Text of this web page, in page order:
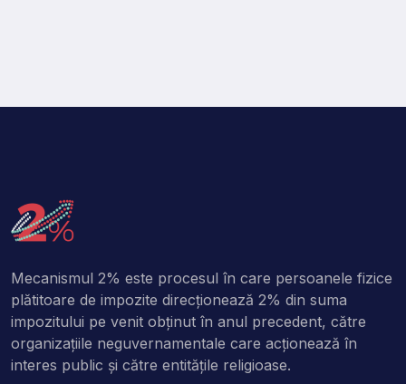
Mecanismul 2% este procesul în care persoanele fizice
plătitoare de impozite direcţionează 2% din suma
impozitului pe venit obţinut în anul precedent, către
organizaţiile neguvernamentale care acţionează în
interes public şi către entitățile religioase.